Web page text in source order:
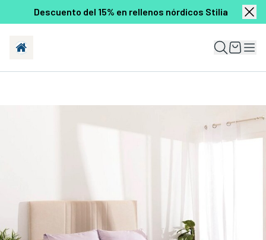
Descuento del 15% en rellenos nórdicos Stilia